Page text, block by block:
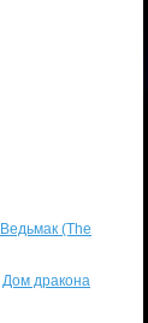
Ведьмак (The
Дом дракона